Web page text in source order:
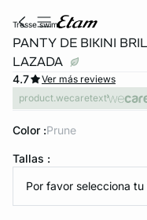
DE PANTIES
ahora
tresse swim
PANTY DE BIKINI
LAZADA
4.7
Ver más reviews
product.wecaretext
Color : prune
Tallas :
Por favor selecciona tu